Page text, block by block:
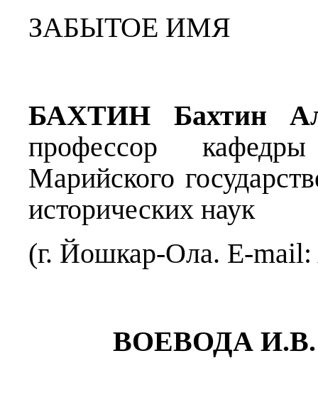
ЗАБЫТОЕ ИМЯ
БАХТИН Бахтин
профессор
Марийского
исторических наук
(г. Йошкар-Ола. E-
ВОЕВОДА